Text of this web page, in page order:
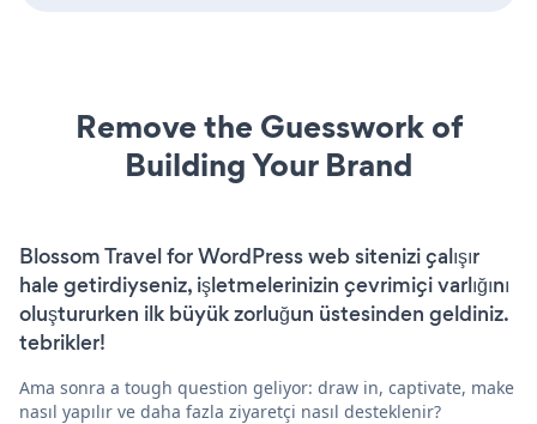
Remove the Guesswork of
Building Your Brand
Blossom Travel for WordPress web sitenizi çalışır
hale getirdiyseniz, işletmelerinizin çevrimiçi varlığını
oluştururken ilk büyük zorluğun üstesinden geldiniz.
tebrikler!
Ama sonra a tough question geliyor: draw in, captivate, make
nasıl yapılır ve daha fazla ziyaretçi nasıl desteklenir?